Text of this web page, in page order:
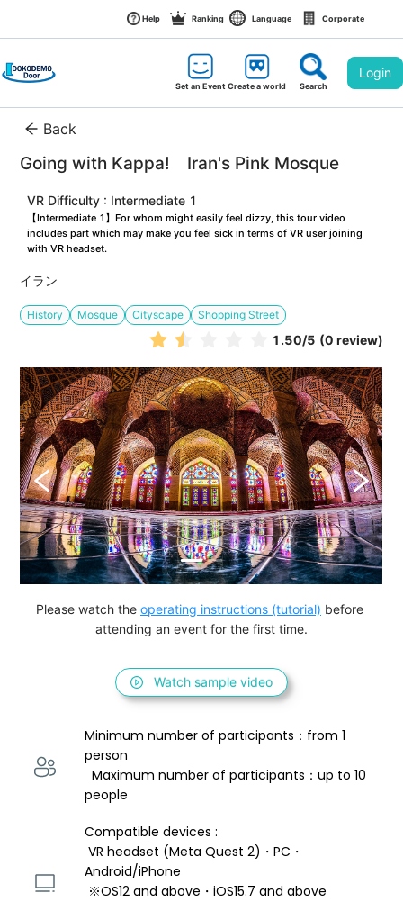
Help Ranking Language Corporate
Set an EventCreate a world Search
Login
Back
Going with Kappa!　Iran's Pink Mosque
VR Difficulty : Intermediate 1
【Intermediate 1】For whom might easily feel dizzy, this tour video
includes part which may make you feel sick in terms of VR user joining
with VR headset.
イラン
History Mosque Cityscape Shopping Street
1.50/5 (0 review)
Please watch the operating instructions (tutorial) before
attending an event for the first time.
Watch sample video
Minimum number of participants：from 1
person
  Maximum number of participants：up to 10
people
Compatible devices :
VR headset (Meta Quest 2)・PC・
Android/iPhone
※OS12 and above・iOS15.7 and above